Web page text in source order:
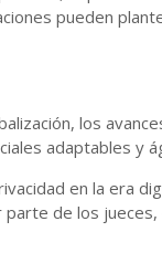
pueden
los
adaptables y
en la era
de los